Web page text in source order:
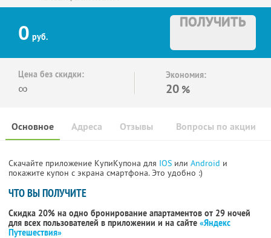
0 руб.
ПОЛУЧИТЬ
Цена без скидки:
∞
Экономия:
20 %
Основное Отзывы Вопросы по акции
Адреса
Скачайте приложение КупиКупона для IOS или Android и
покажите купон с экрана смартфона. Это удобно :)
ЧТО ВЫ ПОЛУЧИТЕ
Скидка 20% на одно бронирование апартаментов от 29 ночей
для всех пользователей в приложении и на сайте «Яндекс
Путешествия»